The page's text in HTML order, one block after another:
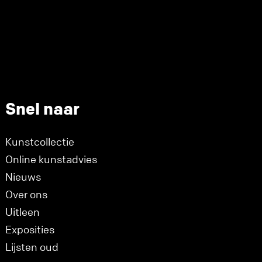
Snel naar
Kunstcollectie
Online kunstadvies
Nieuws
Over ons
Uitleen
Exposities
Lijsten oud